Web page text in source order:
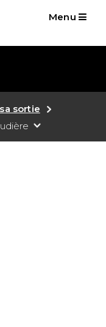
Menu
sortie